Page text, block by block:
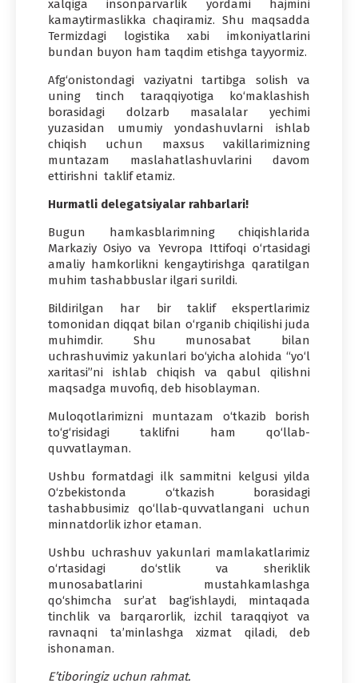
xalqiga insonparvarlik yordami hajmini
kamaytirmaslikka chaqiramiz. Shu maqsadda
Termizdagi logistika xabi imkoniyatlarini
bundan buyon ham taqdim etishga tayyormiz.
Afg‘onistondagi vaziyatni tartibga solish va
uning tinch taraqqiyotiga ko‘maklashish
borasidagi dolzarb masalalar yechimi
yuzasidan umumiy yondashuvlarni ishlab
chiqish uchun maxsus vakillarimizning
muntazam maslahatlashuvlarini davom
ettirishni taklif etamiz.
Hurmatli delegatsiyalar rahbarlari!
Bugun hamkasblarimning chiqishlarida
Markaziy Osiyo va Yevropa Ittifoqi o‘rtasidagi
amaliy hamkorlikni kengaytirishga qaratilgan
muhim tashabbuslar ilgari surildi.
Bildirilgan har bir taklif ekspertlarimiz
tomonidan diqqat bilan o‘rganib chiqilishi juda
muhimdir. Shu munosabat bilan
uchrashuvimiz yakunlari bo‘yicha alohida “yo‘l
xaritasi”ni ishlab chiqish va qabul qilishni
maqsadga muvofiq, deb hisoblayman.
Muloqotlarimizni muntazam o‘tkazib borish
to‘g‘risidagi taklifni ham qo‘llab-
quvvatlayman.
Ushbu formatdagi ilk sammitni kelgusi yilda
O‘zbekistonda o‘tkazish borasidagi
tashabbusimiz qo‘llab-quvvatlangani uchun
minnatdorlik izhor etaman.
Ushbu uchrashuv yakunlari mamlakatlarimiz
o‘rtasidagi do‘stlik va sheriklik
munosabatlarini mustahkamlashga
qo‘shimcha sur’at bag‘ishlaydi, mintaqada
tinchlik va barqarorlik, izchil taraqqiyot va
ravnaqni ta’minlashga xizmat qiladi, deb
ishonaman.
E’tiboringiz uchun rahmat.